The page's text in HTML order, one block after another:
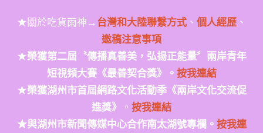
★關於吃貨雨神→台灣和大陸聯繫方式、 個人經歷、
邀稿注意事項
★榮獲第二屆〝傳播真善美，弘揚正能量〞兩岸青年
短視頻大賽《最善契合獎》。 按我連結
★榮獲湖州市首屆網路文化活動季《兩岸文化交流促
進獎》
。 按我連結
★與湖州市新聞傳媒中心合作南太湖號專欄。 按我連